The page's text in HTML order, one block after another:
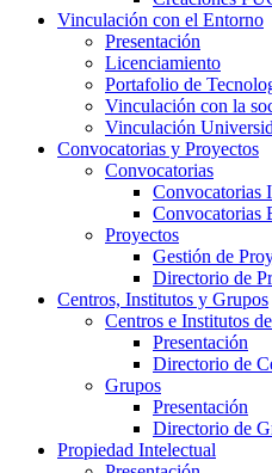
Vinculación con el Entorno
Presentación
Licenciamiento
Portafolio de
Vinculación con la
Vinculación
Convocatorias y Proyectos
Convocatorias
Convocatorias
Convocatorias
Proyectos
Gestión de
Directorio de
Centros, Institutos y Grupos
Centros e Institutos
Presentación
Directorio de
Grupos
Presentación
Directorio de
Propiedad Intelectual